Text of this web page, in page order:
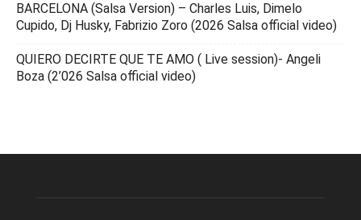
BARCELONA (Salsa Version) – Charles Luis, Dimelo
Cupido, Dj Husky, Fabrizio Zoro (2026 Salsa official video)
QUIERO DECIRTE QUE TE AMO ( Live session)- Angeli
Boza (2’026 Salsa official video)